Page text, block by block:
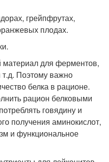
грейпфрутах,
плодах.
материал для ферментов,
Поэтому важно
белка в рационе.
рацион белковыми
говядину и
получения аминокислот,
и функциональное